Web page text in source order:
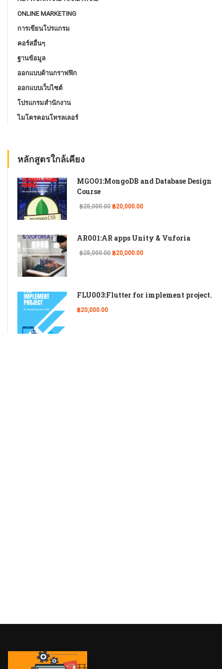
ONLINE MARKETING
การเขียนโปรแกรม
คอร์สอื่นๆ
ฐานข้อมูล
ออกแบบด้านกราฟฟิก
ออกแบบเว็บไซต์
โปรแกรมสํานักงาน
ไมโครคอนโทรลเลอร์
หลักสูตรใกล้เคียง
MGO01:MongoDB and Database Design
Course
฿25,000.00 ฿20,000.00
AR001:AR apps Unity & Vuforia
฿25,000.00 ฿20,000.00
FLU003:Flutter for implement project.
฿20,000.00